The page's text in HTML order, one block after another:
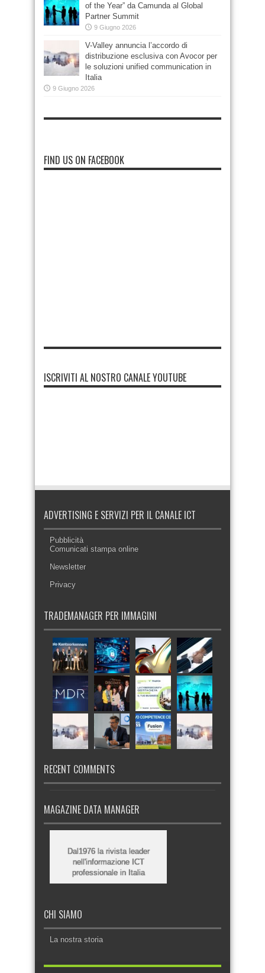
of the Year” da Camunda al Global
Partner Summit
9 Giugno 2026
V-Valley annuncia l’accordo di
distribuzione esclusiva con Avocor per
le soluzioni unified communication in
Italia
9 Giugno 2026
FIND US ON FACEBOOK
ISCRIVITI AL NOSTRO CANALE YOUTUBE
ADVERTISING E SERVIZI PER IL CANALE ICT
Pubblicità
Comunicati stampa online
Newsletter
Privacy
TRADEMANAGER PER IMMAGINI
RECENT COMMENTS
MAGAZINE DATA MANAGER
Dal1976 la rivista leader
nell'informazione ICT
professionale in Italia
CHI SIAMO
La nostra storia